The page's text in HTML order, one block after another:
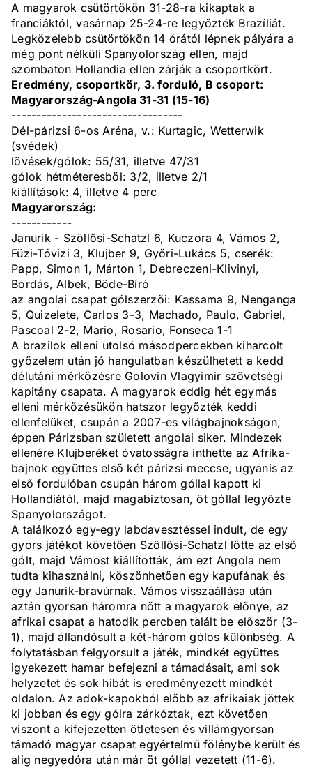
A magyarok csütörtökön 31-28-ra kikaptak a
franciáktól, vasárnap 25-24-re legyőzték Brazíliát.
Legközelebb csütörtökön 14 órától lépnek pályára a
még pont nélküli Spanyolország ellen, majd
szombaton Hollandia ellen zárják a csoportkört.
Eredmény, csoportkör, 3. forduló, B csoport:
Magyarország-Angola 31-31 (15-16)
----------------------------------
Dél-párizsi 6-os Aréna, v.: Kurtagic, Wetterwik
(svédek)
lövések/gólok: 55/31, illetve 47/31
gólok hétméteresből: 3/2, illetve 2/1
kiállítások: 4, illetve 4 perc
Magyarország:
------------
Janurik - Szöllősi-Schatzl 6, Kuczora 4, Vámos 2,
Füzi-Tóvizi 3, Klujber 9, Győri-Lukács 5, cserék:
Papp, Simon 1, Márton 1, Debreczeni-Klivinyi,
Bordás, Albek, Böde-Bíró
az angolai csapat gólszerzői: Kassama 9, Nenganga
5, Quizelete, Carlos 3-3, Machado, Paulo, Gabriel,
Pascoal 2-2, Mario, Rosario, Fonseca 1-1
A brazilok elleni utolsó másodpercekben kiharcolt
győzelem után jó hangulatban készülhetett a kedd
délutáni mérkőzésre Golovin Vlagyimir szövetségi
kapitány csapata. A magyarok eddig hét egymás
elleni mérkőzésükön hatszor legyőzték keddi
ellenfelüket, csupán a 2007-es világbajnokságon,
éppen Párizsban született angolai siker. Mindezek
ellenére Klujberéket óvatosságra inthette az Afrika-
bajnok együttes első két párizsi meccse, ugyanis az
első fordulóban csupán három góllal kapott ki
Hollandiától, majd magabiztosan, öt góllal legyőzte
Spanyolországot.
A találkozó egy-egy labdavesztéssel indult, de egy
gyors játékot követően Szöllősi-Schatzl lőtte az első
gólt, majd Vámost kiállították, ám ezt Angola nem
tudta kihasználni, köszönhetően egy kapufának és
egy Janurik-bravúrnak. Vámos visszaállása után
aztán gyorsan háromra nőtt a magyarok előnye, az
afrikai csapat a hatodik percben talált be először (3-
1), majd állandósult a két-három gólos különbség. A
folytatásban felgyorsult a játék, mindkét együttes
igyekezett hamar befejezni a támadásait, ami sok
helyzetet és sok hibát is eredményezett mindkét
oldalon. Az adok-kapokból előbb az afrikaiak jöttek
ki jobban és egy gólra zárkóztak, ezt követően
viszont a kifejezetten ötletesen és villámgyorsan
támadó magyar csapat egyértelmű fölénybe került és
alig negyedóra után már öt góllal vezetett (11-6).